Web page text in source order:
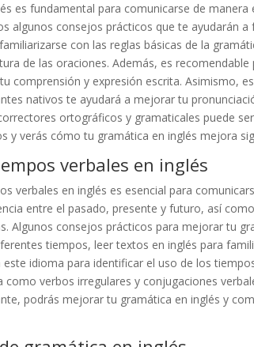
es fundamental para comunicarse de
algunos consejos prácticos que te ayudarán a
con las reglas básicas de la
de las oraciones. Además, es
comprensión y expresión escrita. Asimismo,
nativos te ayudará a mejorar tu
ortográficos y gramaticales puede
y verás cómo tu gramática en inglés mejora
verbales en inglés
verbales en inglés es esencial para
entre el pasado, presente y futuro, así
Algunos consejos prácticos para mejorar tu
tiempos, leer textos en inglés para
este idioma para identificar el uso de los
como verbos irregulares y conjugaciones
podrás mejorar tu gramática en inglés y